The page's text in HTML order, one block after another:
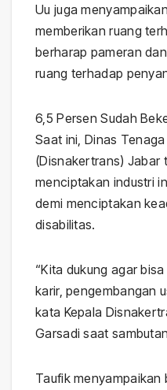
Uu juga
memberikan ruang
berharap pameran
ruang terhadap
6,5 Persen Sudah
Saat ini, Dinas
(Disnakertrans) Jabar
menciptakan industri
demi menciptakan
disabilitas.
“Kita dukung agar
karir, pengembangan
kata Kepala
Garsadi saat
Taufik